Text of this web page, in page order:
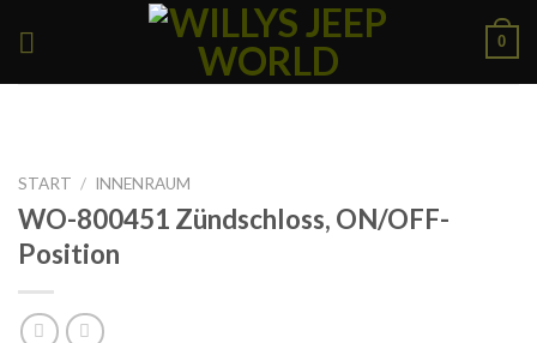
0
START / INNENRAUM
WO-800451 Zündschloss, ON/OFF-
Position